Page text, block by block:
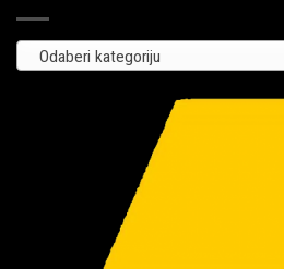
Odaberi kategoriju